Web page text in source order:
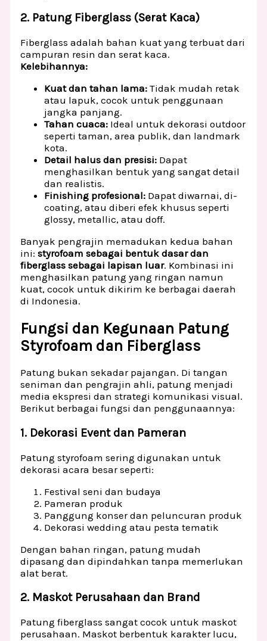
2. Patung Fiberglass (Serat Kaca)
Fiberglass adalah bahan kuat yang terbuat dari
campuran resin dan serat kaca.
Kelebihannya:
Kuat dan tahan lama: Tidak mudah retak
atau lapuk, cocok untuk penggunaan
jangka panjang.
Tahan cuaca: Ideal untuk dekorasi outdoor
seperti taman, area publik, dan landmark
kota.
Detail halus dan presisi: Dapat
menghasilkan bentuk yang sangat detail
dan realistis.
Finishing profesional: Dapat diwarnai, di-
coating, atau diberi efek khusus seperti
glossy, metallic, atau doff.
Banyak pengrajin memadukan kedua bahan
ini:styrofoam sebagai bentuk dasar dan
fiberglass sebagai lapisan luar. Kombinasi ini
menghasilkan patung yang ringan namun
kuat, cocok untuk dikirim ke berbagai daerah
di Indonesia.
Fungsi dan Kegunaan Patung
Styrofoam dan Fiberglass
Patung bukan sekadar pajangan. Di tangan
seniman dan pengrajin ahli, patung menjadi
media ekspresi dan strategi komunikasi visual.
Berikut berbagai fungsi dan penggunaannya:
1. Dekorasi Event dan Pameran
Patung styrofoam sering digunakan untuk
dekorasi acara besar seperti:
Festival seni dan budaya
Pameran produk
Panggung konser dan peluncuran produk
Dekorasi wedding atau pesta tematik
Dengan bahan ringan, patung mudah
dipasang dan dipindahkan tanpa memerlukan
alat berat.
2. Maskot Perusahaan dan Brand
Patung fiberglass sangat cocok untuk maskot
perusahaan. Maskot berbentuk karakter lucu,